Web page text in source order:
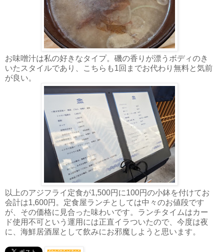
お味噌汁は私の好きなタイプ。磯の香りが漂うボディのき
いたスタイルであり、こちらも1回までお代わり無料と気前
が良い。
以上のアジフライ定食が1,500円に100円の小鉢を付けてお
会計は1,600円。定食屋ランチとしては中々のお値段です
が、その価格に見合った味わいです。ランチタイムはカー
ド使用不可という運用には正直イラついたので、今度は夜
に、海鮮居酒屋として飲みにお邪魔しようと思います。